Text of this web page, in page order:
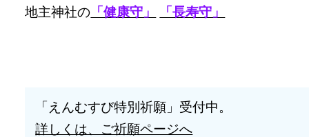
地主神社の 「健康守」 「長寿守」
「えんむすび特別祈願」受付中。
詳しくは、ご祈願ページへ